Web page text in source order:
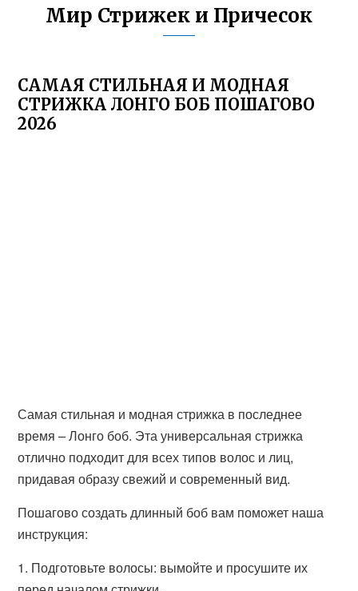
Мир Стрижек и Причесок
САМАЯ СТИЛЬНАЯ И МОДНАЯ
СТРИЖКА ЛОНГО БОБ ПОШАГОВО
2026
Самая стильная и модная стрижка в последнее
время – Лонго боб. Эта универсальная стрижка
отлично подходит для всех типов волос и лиц,
придавая образу свежий и современный вид.
Пошагово создать длинный боб вам поможет наша
инструкция:
1. Подготовьте волосы: вымойте и просушите их